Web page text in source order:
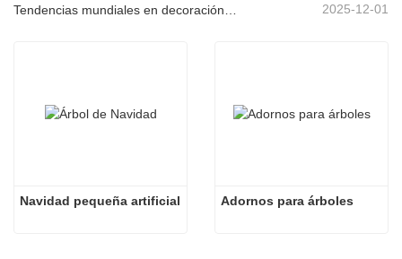
2025-12-01
Navidad pequeña artificial Adornos para árboles